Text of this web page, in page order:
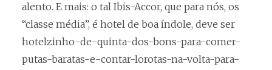
alento. E mais: o tal Ibis-Accor, que para nós, os
“classe média”, é hotel de boa índole, deve ser
hotelzinho-de-quinta-dos-bons-para-comer-
putas-baratas-e-contar-lorotas-na-volta-para-